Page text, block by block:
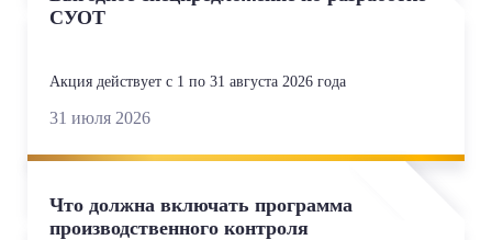
СУОТ
Акция действует с 1 по 31 августа 2026 года
31 июля 2026
Что должна включать программа
производственного контроля